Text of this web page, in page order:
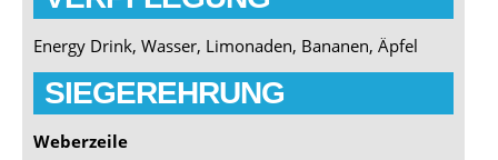
Energy Drink, Wasser, Limonaden, Bananen, Äpfel
SIEGEREHRUNG
Weberzeile